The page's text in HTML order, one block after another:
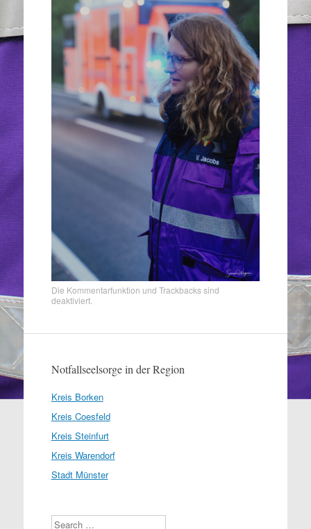
Die Kommentarfunktion und Trackbacks sind
deaktiviert.
Notfallseelsorge in der Region
Kreis Borken
Kreis Coesfeld
Kreis Steinfurt
Kreis Warendorf
Stadt Münster
Search